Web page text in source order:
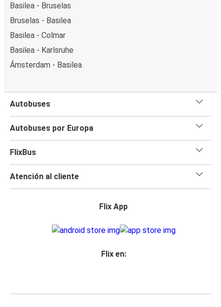
Basilea - Bruselas
Bruselas - Basilea
Basilea - Colmar
Basilea - Karlsruhe
Ámsterdam - Basilea
Autobuses
Autobuses por Europa
FlixBus
Atención al cliente
Flix App
Flix en: